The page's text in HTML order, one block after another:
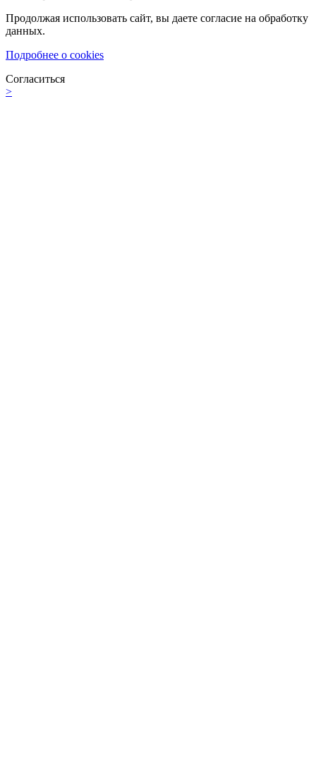
Продолжая использовать сайт, вы даете согласие на обработку
данных.
Подробнее о cookies
Согласиться
>